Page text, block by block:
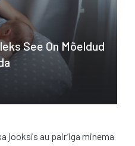
See On Mõeldud
jooksis au pair’iga minema